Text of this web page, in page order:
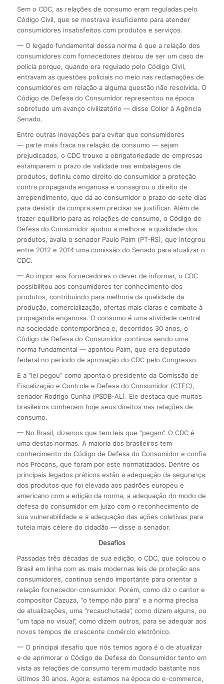
Sem o CDC, as relações de consumo eram reguladas pelo
Código Civil, que se mostrava insuficiente para atender
consumidores insatisfeitos com produtos e serviços.
— O legado fundamental dessa norma é que a relação dos
consumidores com fornecedores deixou de ser um caso de
polícia porque, quando era regulado pelo Código Civil,
entravam as questões policiais no meio nas reclamações de
consumidores em relação a alguma questão não resolvida. O
Código de Defesa do Consumidor representou na época
sobretudo um avanço civilizatório — disse Collor à Agência
Senado.
Entre outras inovações para evitar que consumidores
— parte mais fraca na relação de consumo — sejam
prejudicados, o CDC trouxe a obrigatoriedade de empresas
estamparem o prazo de validade nas embalagens de
produtos; definiu como direito do consumidor a proteção
contra propaganda enganosa e consagrou o direito de
arrependimento, que dá ao consumidor o prazo de sete dias
para desistir da compra sem precisar se justificar. Além de
trazer equilíbrio para as relações de consumo, o Código de
Defesa do Consumidor ajudou a melhorar a qualidade dos
produtos, avalia o senador Paulo Paim (PT-RS), que integrou
entre 2012 e 2014 uma comissão do Senado para atualizar o
CDC.
— Ao impor aos fornecedores o dever de informar, o CDC
possibilitou aos consumidores ter conhecimento dos
produtos, contribuindo para melhoria da qualidade da
produção, comercialização, ofertas mais claras e combate à
propaganda enganosa. O consumo é uma atividade central
na sociedade contemporânea e, decorridos 30 anos, o
Código de Defesa do Consumidor continua sendo uma
norma fundamental — apontou Paim, que era deputado
federal no período de aprovação do CDC pelo Congresso.
E a “lei pegou” como aponta o presidente da Comissão de
Fiscalização e Controle e Defesa do Consumidor (CTFC),
senador Rodrigo Cunha (PSDB-AL). Ele destaca que muitos
brasileiros conhecem hoje seus direitos nas relações de
consumo.
— No Brasil, dizemos que tem leis que “pegam”. O CDC é
uma destas normas. A maioria dos brasileiros tem
conhecimento do Código de Defesa do Consumidor e confia
nos Procons, que foram por este normatizados. Dentre os
principais legados práticos estão a adequação da segurança
dos produtos que foi elevada aos padrões europeu e
americano com a edição da norma, a adequação do modo de
defesa do consumidor em juízo com o reconhecimento de
sua vulnerabilidade e a adequação das ações coletivas para
tutela mais célere do cidadão — disse o senador.
Desafios
Passadas três décadas de sua edição, o CDC, que colocou o
Brasil em linha com as mais modernas leis de proteção aos
consumidores, continua sendo importante para orientar a
relação fornecedor-consumidor. Porém, como diz o cantor e
compositor Cazuza, “o tempo não para” e a norma precisa
de atualizações, uma “recauchutada”, como dizem alguns, ou
“um tapa no visual”, como dizem outros, para se adequar aos
novos tempos de crescente comércio eletrônico.
— O principal desafio que nós temos agora é o de atualizar
e de aprimorar o Código de Defesa do Consumidor tento em
vista as relações de consumo terem mudado bastante nos
últimos 30 anos. Agora, estamos na época do e-commerce,